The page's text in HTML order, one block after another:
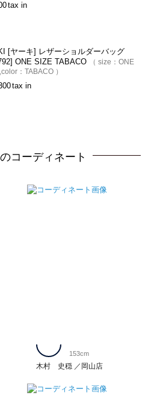
tax in
[ヤーキ] レザーショルダーバッグ
ONE SIZE TABACO
size： ONE
color： TABACO
tax in
コーディネート
木村 史穏 岡山店
153cm